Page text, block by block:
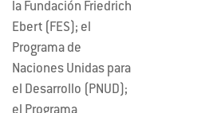
la Fundación Friedrich
Ebert (FES); el
Programa de
Naciones Unidas para
el Desarrollo (PNUD);